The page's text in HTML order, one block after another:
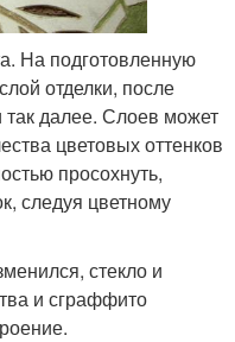
На подготовленную
отделки, после
далее. Слоев может
цветовых оттенков
просохнуть,
следуя цветному
стекло и
и сграффито